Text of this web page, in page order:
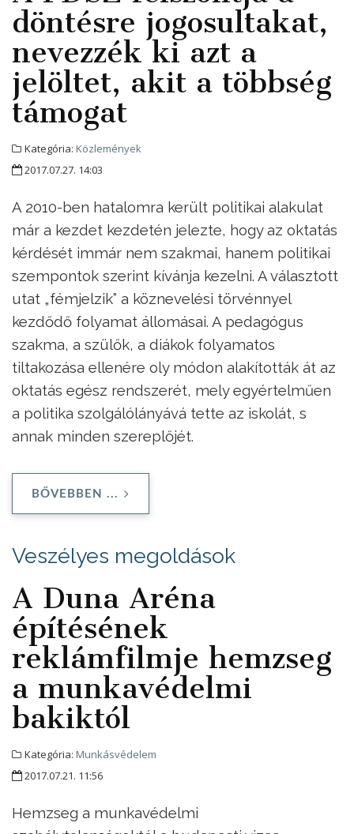
döntésre jogosultakat,
nevezzék ki azt a
jelöltet, akit a többség
támogat
Kategória: Közlemények
2017.07.27. 14:03
A 2010-ben hatalomra került politikai alakulat
már a kezdet kezdetén jelezte, hogy az oktatás
kérdését immár nem szakmai, hanem politikai
szempontok szerint kívánja kezelni. A választott
utat „fémjelzik” a köznevelési törvénnyel
kezdődő folyamat állomásai. A pedagógus
szakma, a szülők, a diákok folyamatos
tiltakozása ellenére oly módon alakították át az
oktatás egész rendszerét, mely egyértelműen
a politika szolgálólányává tette az iskolát, s
annak minden szereplőjét.
BŐVEBBEN ...
Veszélyes megoldások
A Duna Aréna
építésének
reklámfilmje hemzseg
a munkavédelmi
bakiktól
Kategória: Munkásvédelem
2017.07.21. 11:56
Hemzseg a munkavédelmi